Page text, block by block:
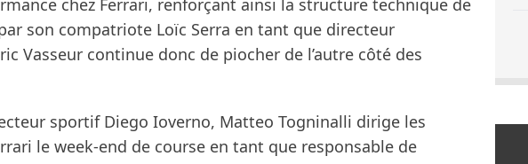
chez Ferrari, renforçant ainsi la structure technique de
son compatriote Loïc Serra en tant que directeur
Vasseur continue donc de piocher de l’autre côté des
sportif Diego Ioverno, Matteo Togninalli dirige les
le week-end de course en tant que responsable de